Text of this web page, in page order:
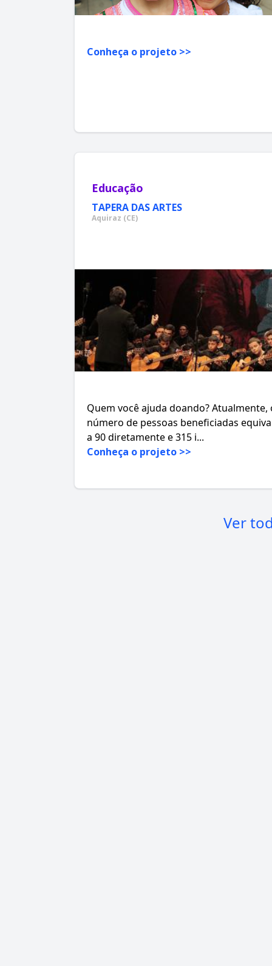
Conheça o projeto >>
Educação
TAPERA DAS ARTES
Aquiraz (CE)
Quem você ajuda doando? Atualmente,
número de pessoas beneficiadas
a 90 diretamente e 315 i...
Conheça o projeto >>
Ver